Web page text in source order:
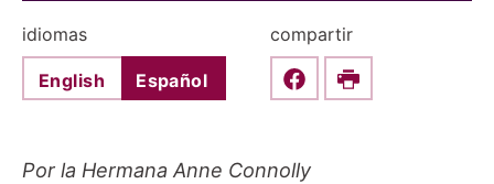
idiomas
English Español
compartir
Share this on Facebook
Print
Por la Hermana Anne Connolly